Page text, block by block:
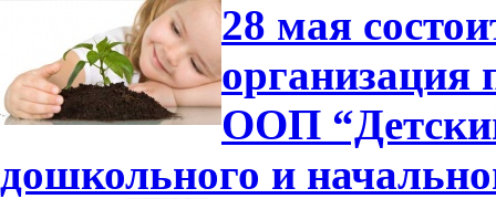
28 мая
организация
ООП
дошкольного и